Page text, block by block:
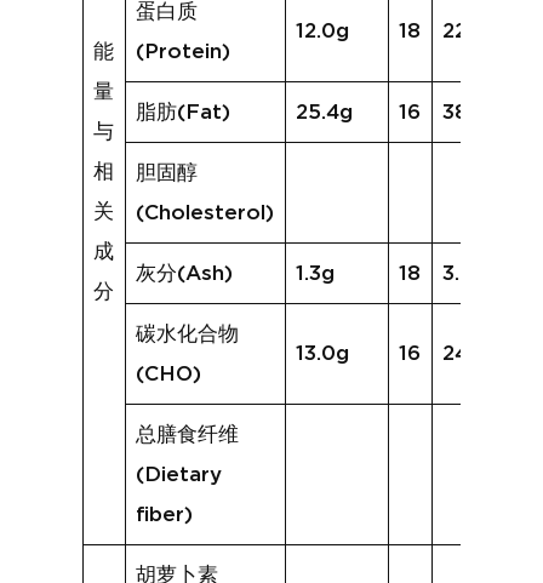
能
量
与
相
关
成
分
蛋白质
(Protein)
12.0g 18 22.4g
脂肪(Fat) 25.4g 16 38.8g
胆固醇
(Cholesterol)
灰分(Ash) 1.3g 18 3.6g
碳水化合物
(CHO)
13.0g 16 24.7g
总膳食纤维
(Dietary
fiber)
胡萝卜素